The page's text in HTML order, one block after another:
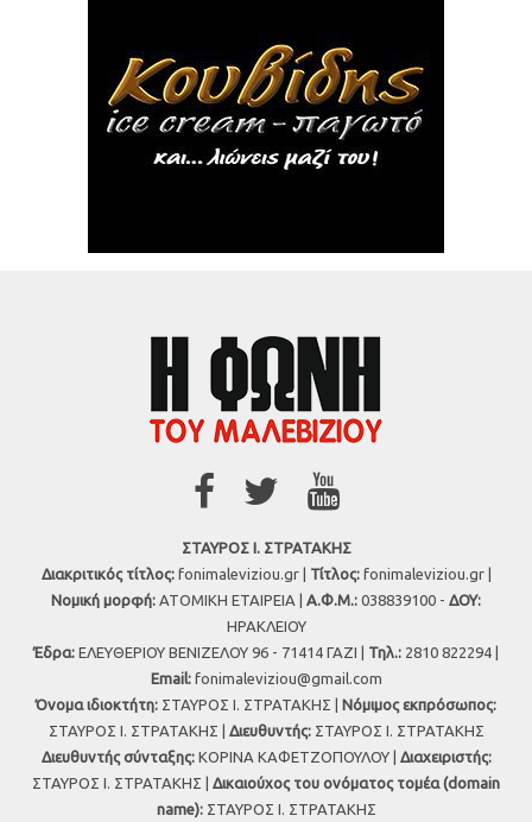
ΣΤΑΥΡΟΣ Ι. ΣΤΡΑΤΑΚΗΣ
Διακριτικός τίτλος:fonimaleviziou.gr | Τίτλος:fonimaleviziou.gr |
Νομική μορφή: ΑΤΟΜΙΚΗ ΕΤΑΙΡΕΙΑ | Α.Φ.Μ.: 038839100 - ΔΟΥ:
ΗΡΑΚΛΕΙΟΥ
Έδρα: ΕΛΕΥΘΕΡΙΟΥ ΒΕΝΙΖΕΛΟΥ 96 - 71414 ΓΑΖΙ | Τηλ.: 2810 822294 |
Εmail: fonimaleviziou@gmail.com
Όνομα ιδιοκτήτη: ΣΤΑΥΡΟΣ Ι. ΣΤΡΑΤΑΚΗΣ | Νόμιμος εκπρόσωπος:
ΣΤΑΥΡΟΣ Ι. ΣΤΡΑΤΑΚΗΣ | Διευθυντής:ΣΤΑΥΡΟΣ Ι. ΣΤΡΑΤΑΚΗΣ
Διευθυντής σύνταξης:ΚΟΡΙΝΑ ΚΑΦΕΤΖΟΠΟΥΛΟΥ | Διαχειριστής:
ΣΤΑΥΡΟΣ Ι. ΣΤΡΑΤΑΚΗΣ | Δικαιούχος του ονόματος τομέα (domain
name):ΣΤΑΥΡΟΣ Ι. ΣΤΡΑΤΑΚΗΣ